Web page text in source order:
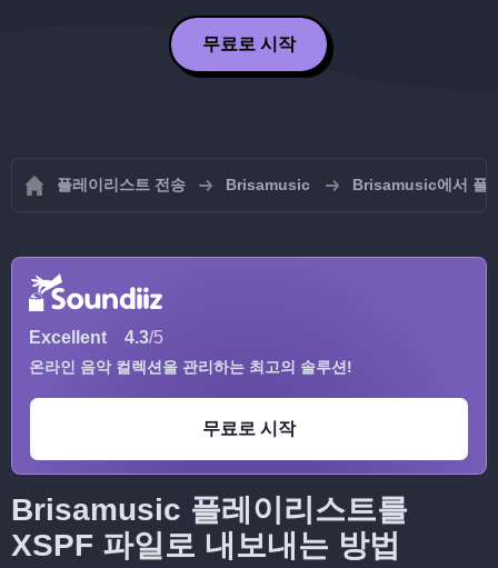
무료로 시작
플레이리스트 전송 Brisamusic Brisamusic에서 플
Excellent 4.3/5
온라인 음악 컬렉션을 관리하는 최고의 솔루션!
무료로 시작
Brisamusic 플레이리스트를
XSPF 파일로 내보내는 방법